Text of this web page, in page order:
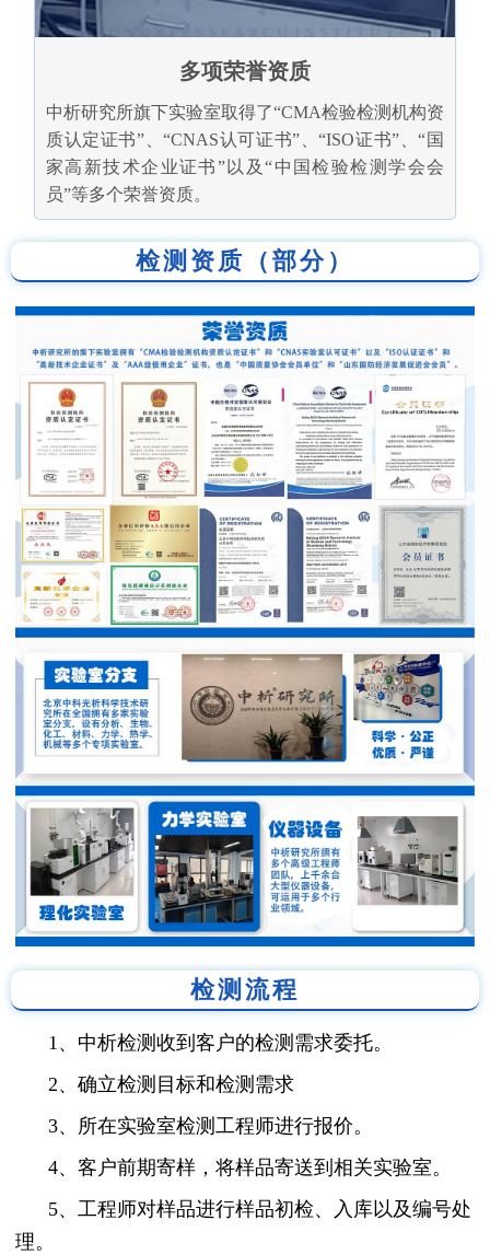
多项荣誉资质
中析研究所旗下实验室取得了“CMA检验检测机构资
质认定证书”、“CNAS认可证书”、“ISO证书”、“国
家高新技术企业证书”以及“中国检验检测学会会
员”等多个荣誉资质。
检测资质（部分）
检测流程
1、中析检测收到客户的检测需求委托。
2、确立检测目标和检测需求
3、所在实验室检测工程师进行报价。
4、客户前期寄样，将样品寄送到相关实验室。
5、工程师对样品进行样品初检、入库以及编号处
理。